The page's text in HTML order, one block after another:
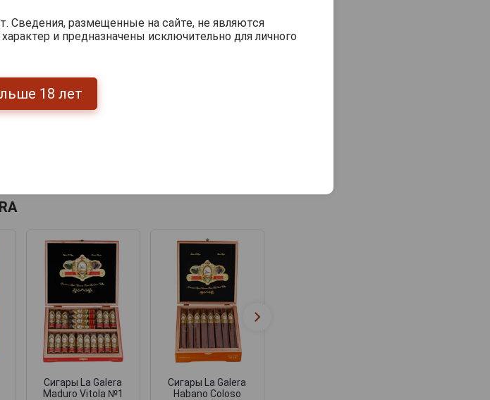
Сигары La Galera
Maduro Vitola №1
Сигары La Galera
Habano Coloso
Сведения, размещенные на сайте, не являются
и предназначены исключительно для личного
18 лет